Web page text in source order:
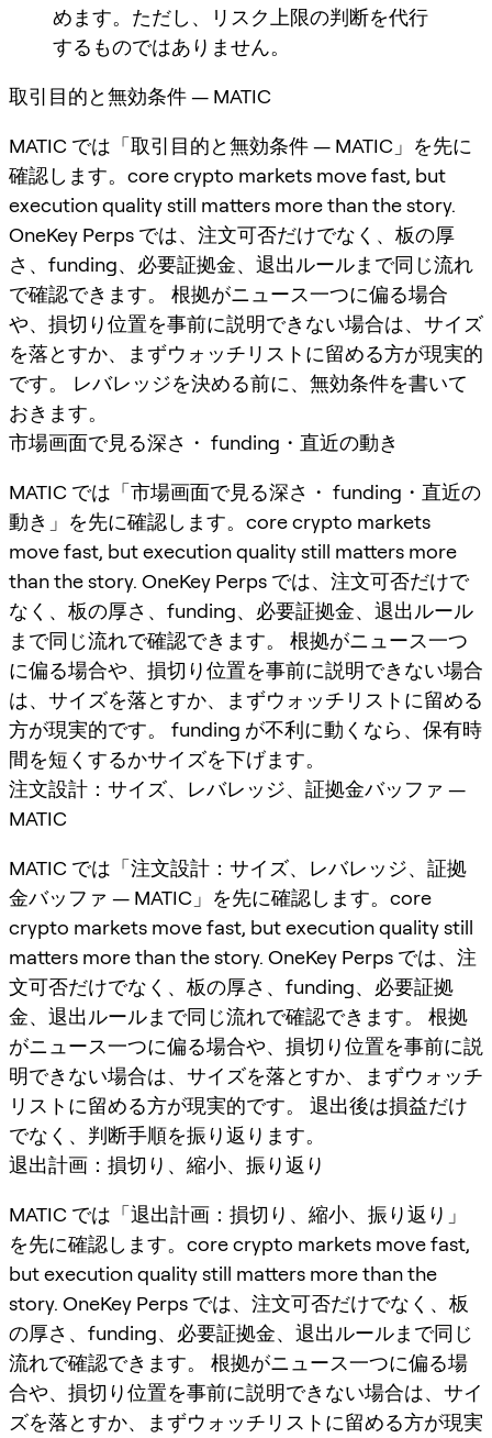
めます。ただし、リスク上限の判断を代行
するものではありません。
取引目的と無効条件 — MATIC
MATIC では「取引目的と無効条件 — MATIC」を先に
確認します。core crypto markets move fast, but
execution quality still matters more than the story.
OneKey Perps では、注文可否だけでなく、板の厚
さ、funding、必要証拠金、退出ルールまで同じ流れ
で確認できます。 根拠がニュース一つに偏る場合
や、損切り位置を事前に説明できない場合は、サイズ
を落とすか、まずウォッチリストに留める方が現実的
です。 レバレッジを決める前に、無効条件を書いて
おきます。
市場画面で見る深さ・ funding・直近の動き
MATIC では「市場画面で見る深さ・ funding・直近の
動き」を先に確認します。core crypto markets
move fast, but execution quality still matters more
than the story. OneKey Perps では、注文可否だけで
なく、板の厚さ、funding、必要証拠金、退出ルール
まで同じ流れで確認できます。 根拠がニュース一つ
に偏る場合や、損切り位置を事前に説明できない場合
は、サイズを落とすか、まずウォッチリストに留める
方が現実的です。 funding が不利に動くなら、保有時
間を短くするかサイズを下げます。
注文設計：サイズ、レバレッジ、証拠金バッファ —
MATIC
MATIC では「注文設計：サイズ、レバレッジ、証拠
金バッファ — MATIC」を先に確認します。core
crypto markets move fast, but execution quality still
matters more than the story. OneKey Perps では、注
文可否だけでなく、板の厚さ、funding、必要証拠
金、退出ルールまで同じ流れで確認できます。 根拠
がニュース一つに偏る場合や、損切り位置を事前に説
明できない場合は、サイズを落とすか、まずウォッチ
リストに留める方が現実的です。 退出後は損益だけ
でなく、判断手順を振り返ります。
退出計画：損切り、縮小、振り返り
MATIC では「退出計画：損切り、縮小、振り返り」
を先に確認します。core crypto markets move fast,
but execution quality still matters more than the
story. OneKey Perps では、注文可否だけでなく、板
の厚さ、funding、必要証拠金、退出ルールまで同じ
流れで確認できます。 根拠がニュース一つに偏る場
合や、損切り位置を事前に説明できない場合は、サイ
ズを落とすか、まずウォッチリストに留める方が現実